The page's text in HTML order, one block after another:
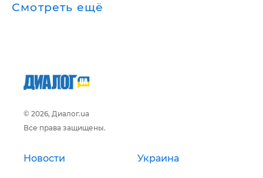
Смотреть ещё
© 2026, Диалог.ua
Все права защищены.
Новости Украина